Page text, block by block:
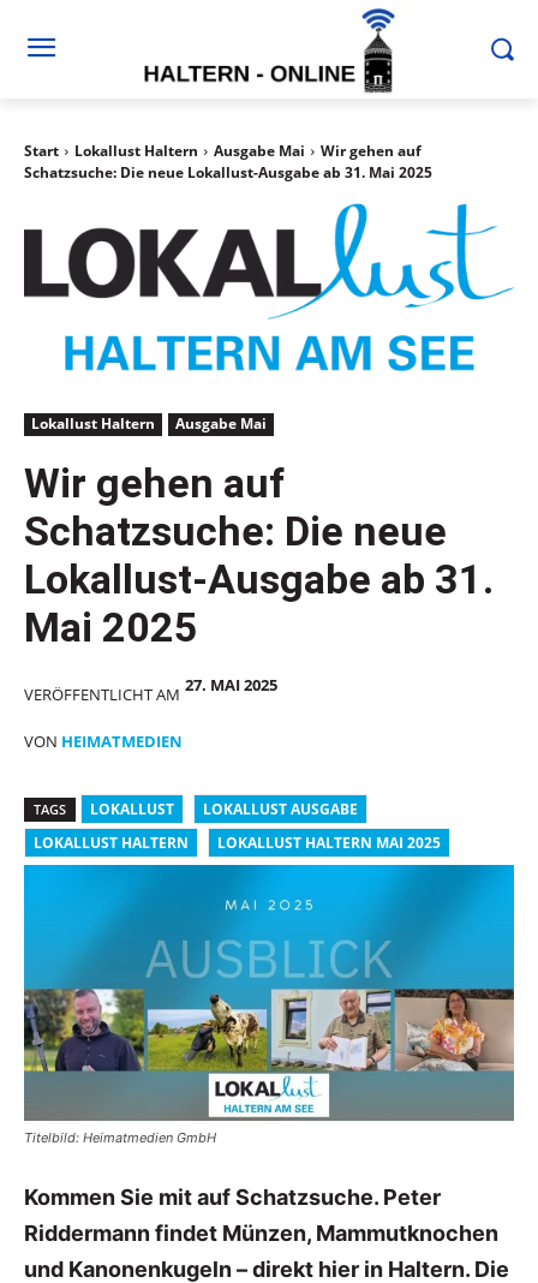
Start Lokallust Haltern Ausgabe Mai
Wir gehen auf
Schatzsuche: Die neue Lokallust-Ausgabe ab 31. Mai 2025
Lokallust Haltern Ausgabe Mai
Wir gehen auf
Schatzsuche: Die neue
Lokallust-Ausgabe ab 31.
Mai 2025
VERÖFFENTLICHT AM 27. MAI 2025
VON HEIMATMEDIEN
TAGS LOKALLUST
LOKALLUST AUSGABE
LOKALLUST HALTERN
LOKALLUST HALTERN MAI 2025
Titelbild: Heimatmedien GmbH
Kommen Sie mit auf Schatzsuche. Peter
Riddermann findet Münzen, Mammutknochen
und Kanonenkugeln – direkt hier in Haltern. Die